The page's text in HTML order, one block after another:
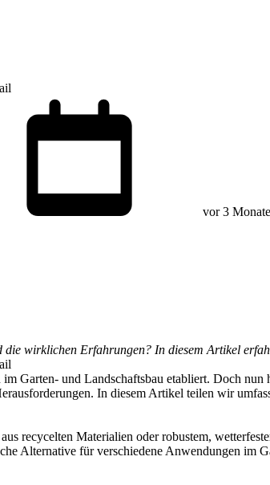
vor 3
wirklichen Erfahrungen? In diesem Artikel
Garten- und Landschaftsbau etabliert. Doch
In diesem Artikel teilen wir
recycelten Materialien oder robustem,
Alternative für verschiedene Anwendungen im